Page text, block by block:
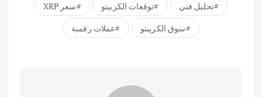
تحليل فني
توقعات الكريبتو
سعر XRP
سوق الكريبتو
عملات رقمية